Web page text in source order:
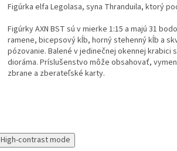
Figúrka elfa Legolasa, syna Thranduila, ktorý
Figúrky AXN BST sú v mierke 1:15 a majú 31
ramene, bicepsový kĺb, horný stehenný kĺb a
pózovanie. Balené v jedinečnej okennej krabici
dioráma. Príslušenstvo môže obsahovať,
zbrane a zberateľské karty.
High-contrast mode